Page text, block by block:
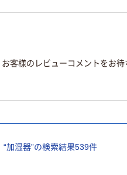
客様のレビューコメントをお待
“加湿器”の検索結果539件